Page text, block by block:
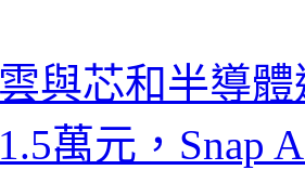
與芯和半導
萬元，Snap